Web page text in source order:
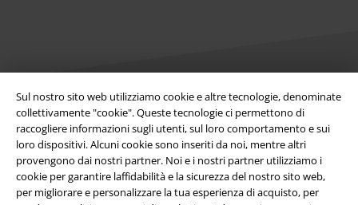
Sul nostro sito web utilizziamo cookie e altre tecnologie, denominate
collettivamente "cookie". Queste tecnologie ci permettono di
raccogliere informazioni sugli utenti, sul loro comportamento e sui
loro dispositivi. Alcuni cookie sono inseriti da noi, mentre altri
provengono dai nostri partner. Noi e i nostri partner utilizziamo i
cookie per garantire laffidabilità e la sicurezza del nostro sito web,
per migliorare e personalizzare la tua esperienza di acquisto, per
Info legali
Termini & Condizioni
Redazione